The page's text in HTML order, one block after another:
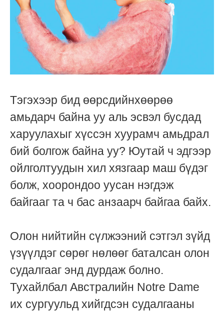
Тэгэхээр бид өөрсдийнхөөрөө
амьдарч байна уу аль эсвэл бусдад
харуулахыг хүссэн хуурамч амьдрал
бий болгож байна уу? Юутай ч эдгээр
ойлголтуудын хил хязгаар маш бүдэг
болж, хоорондоо уусан нэгдэж
байгааг та ч бас анзаарч байгаа байх.
Олон нийтийн сүлжээний сэтгэл зүйд
үзүүлдэг сөрөг нөлөөг баталсан олон
судалгааг энд дурдаж болно.
Тухайлбал Австралийн Notre Dame
их сургуульд хийгдсэн судалгааны